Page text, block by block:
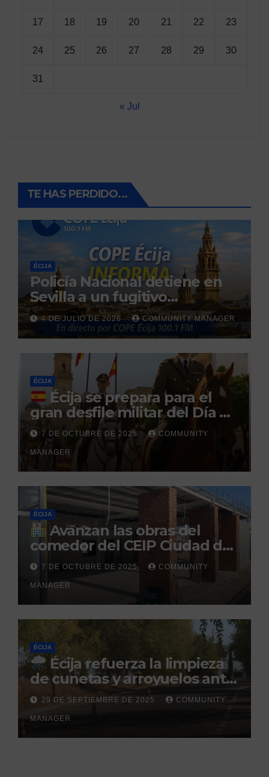
17 18 19 20 21 22 23
24 25 26 27 28 29 30
31
« Jul
TE HAS PERDIDO...
ÉCIJA
Policía Nacional detiene en
Sevilla a un fugitivo
reclamado por narcotráfico
tras no regresar a prisión
durante un permiso
penitenciario
4 DE JULIO DE 2026 COMMUNITY MANAGER
ÉCIJA
Écija se prepara para el
gran desfile militar del Día de
la Hispanidad organizado por
el Centro Militar de Cría
Caballar
7 DE OCTUBRE DE 2025 COMMUNITY
MANAGER
ÉCIJA
Avanzan las obras del
comedor del CEIP Ciudad del
Sol: su finalización está
prevista para finales de 2025
7 DE OCTUBRE DE 2025 COMMUNITY
MANAGER
ÉCIJA
Écija refuerza la limpieza
de cunetas y arroyuelos ante
la llegada de las lluvias
otoñales
29 DE SEPTIEMBRE DE 2025 COMMUNITY
MANAGER